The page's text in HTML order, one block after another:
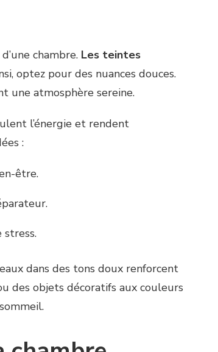
chambre. Les teintes
optez pour des nuances douces.
une atmosphère sereine.
l’énergie et rendent
:
être.
stress.
dans des tons doux renforcent
des objets décoratifs aux couleurs